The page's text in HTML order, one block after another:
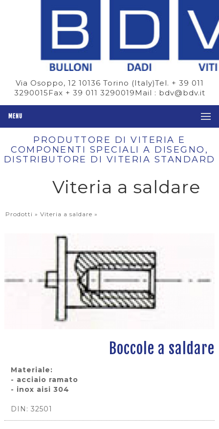
Via Osoppo, 12 10136 Torino (Italy)Tel. + 39 011
3290015Fax + 39 011 3290019Mail : bdv@bdv.it
MENU
PRODUTTORE DI VITERIA E
COMPONENTI SPECIALI A DISEGNO,
DISTRIBUTORE DI VITERIA STANDARD
Viteria a saldare
Prodotti »Viteria a saldare»
Boccole a saldare
Materiale:
- acciaio ramato
- inox aisi 304
DIN: 32501